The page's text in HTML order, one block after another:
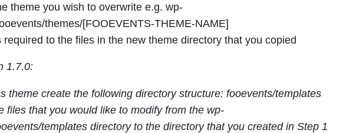
theme you wish to overwrite e.g. wp-
themes/[FOOEVENTS-THEME-NAME]
required to the files in the new theme directory that you copied
1.7.0:
theme create the following directory structure: fooevents/templates
files that you would like to modify from the wp-
templates directory to the directory that you created in Step 1